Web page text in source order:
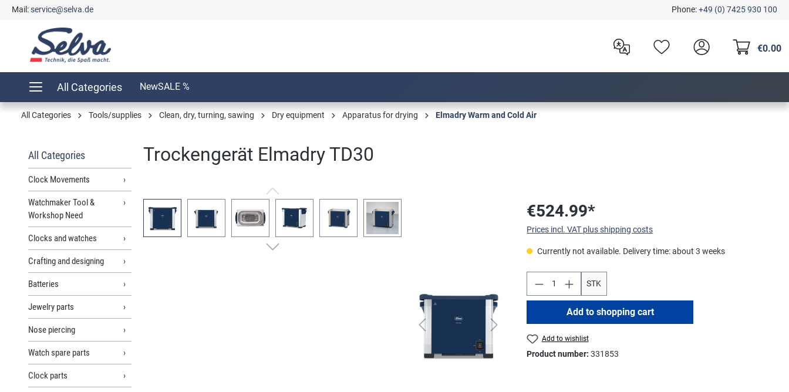
Skip to main navigation
Mail:service@selva.de Phone:+49 (0) 7425 930 100
€0.00
All Categories NewSALE %
All Categories Tools/supplies Clean, dry, turning, sawing Dry equipment Apparatus for drying Elmadry Warm and Cold Air
All Categories
Clock Movements
Watchmaker Tool &
Workshop Need
Clocks and watches
Crafting and designing
Batteries
Jewelry parts
Nose piercing
Watch spare parts
Clock parts
Trockengerät Elmadry TD30
€524.99*
Prices incl. VAT plus shipping costs
Currently not available. Delivery time: about 3 weeks
STK
Add to shopping cart
Add to wishlist
Product number:331853